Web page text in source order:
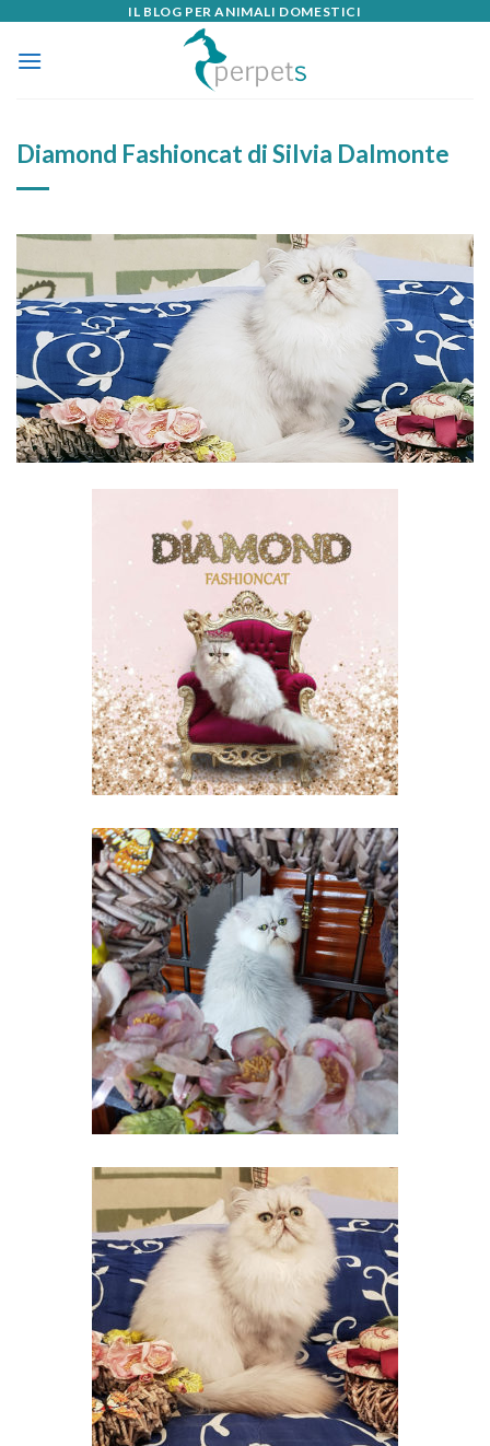
content
IL BLOG PER ANIMALI DOMESTICI
Diamond Fashioncat di Silvia Dalmonte